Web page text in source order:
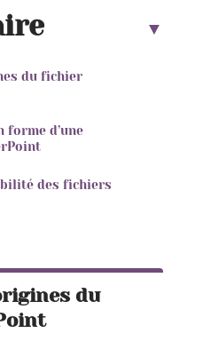
du fichier
forme d’une
des fichiers
du